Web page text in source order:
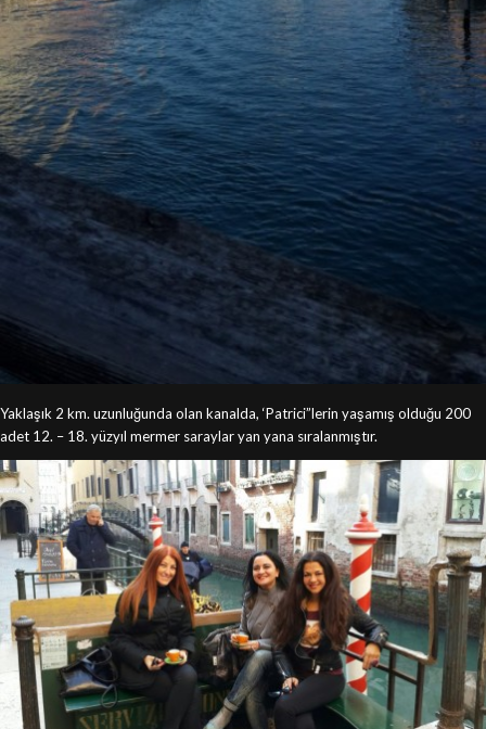
Yaklaşık 2 km. uzunluğunda olan kanalda, ‘Patrici”lerin yaşamış olduğu 200
adet 12. – 18. yüzyıl mermer saraylar yan yana sıralanmıştır.